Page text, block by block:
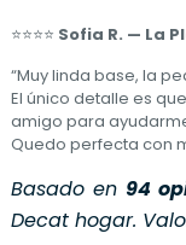
⭐⭐⭐⭐ Sofia R. — La
“Muy linda base, la
El único detalle es
amigo para
Quedo perfecta con
Basado en 94
Decat hogar.